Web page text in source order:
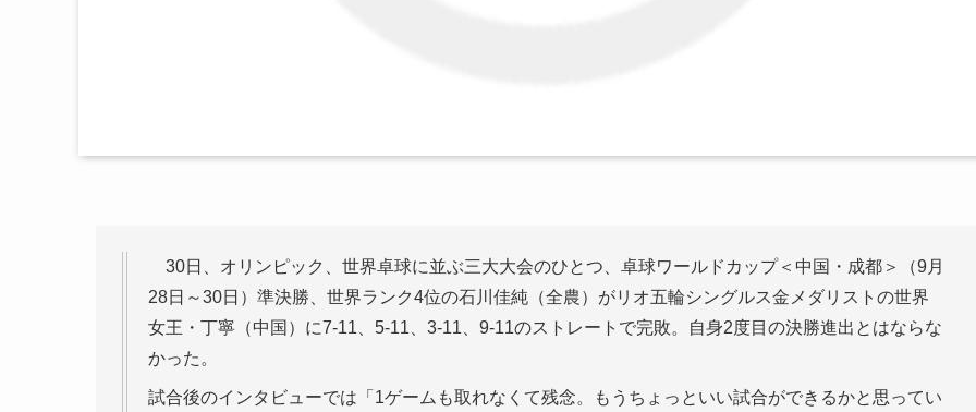
30日、オリンピック、世界卓球に並ぶ三大大会のひとつ、卓球ワールドカップ＜中国・成都＞（9月
28日～30日）準決勝、世界ランク4位の石川佳純（全農）がリオ五輪シングルス金メダリストの世界
女王・丁寧（中国）に7-11、5-11、3-11、9-11のストレートで完敗。自身2度目の決勝進出とはならな
かった。
試合後のインタビューでは「1ゲームも取れなくて残念。もうちょっといい試合ができるかと思ってい